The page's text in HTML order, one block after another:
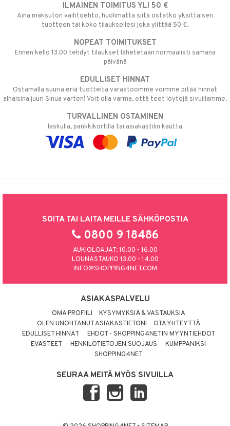
ILMAINEN TOIMITUS YLI 50 €
Aina maksuton vaihtoehto, huolimatta siitä ostatko yksittäisen
tuotteen tai koko tilauksellesi joka ylittää 50 €.
NOPEAT TOIMITUKSET
Ennen kello 13.00 tehdyt tilaukset lähetetään normaalisti samana
päivänä
EDULLISET HINNAT
Ostamalla suuria eriä tuotteita varastoomme voimme pitää hinnat
alhaisina juuri Sinua varten! Voit olla varma, että teet löytöjä sivuillamme.
TURVALLINEN OSTAMINEN
laskulla, pankkikortilla tai asiakastilin kautta
SOITA TAI LAITA MEILLE SÄHKÖPOSTIA
0800 9 18486
AUKIOLOAJAT: 10.00 - 16.00
LOUNASTAUKO 13.00 - 14.00
INFO@SHOPPING4NET.COM
ASIAKASPALVELU
OMA PROFIILI
KYSYMYKSIÄ & VASTAUKSIA
OLEN UNOHTANUT ASIAKASTIETONI
OTA YHTEYTTÄ
EDULLISET HINNAT
EHDOT - SHOPPING4NETIN MYYNTIEHDOT
EVÄSTEET
HENKILÖTIETOJEN SUOJAUS
KUMPPANIKSI
SHOPPING4NET
SEURAA MEITÄ MYÖS SIVUILLA